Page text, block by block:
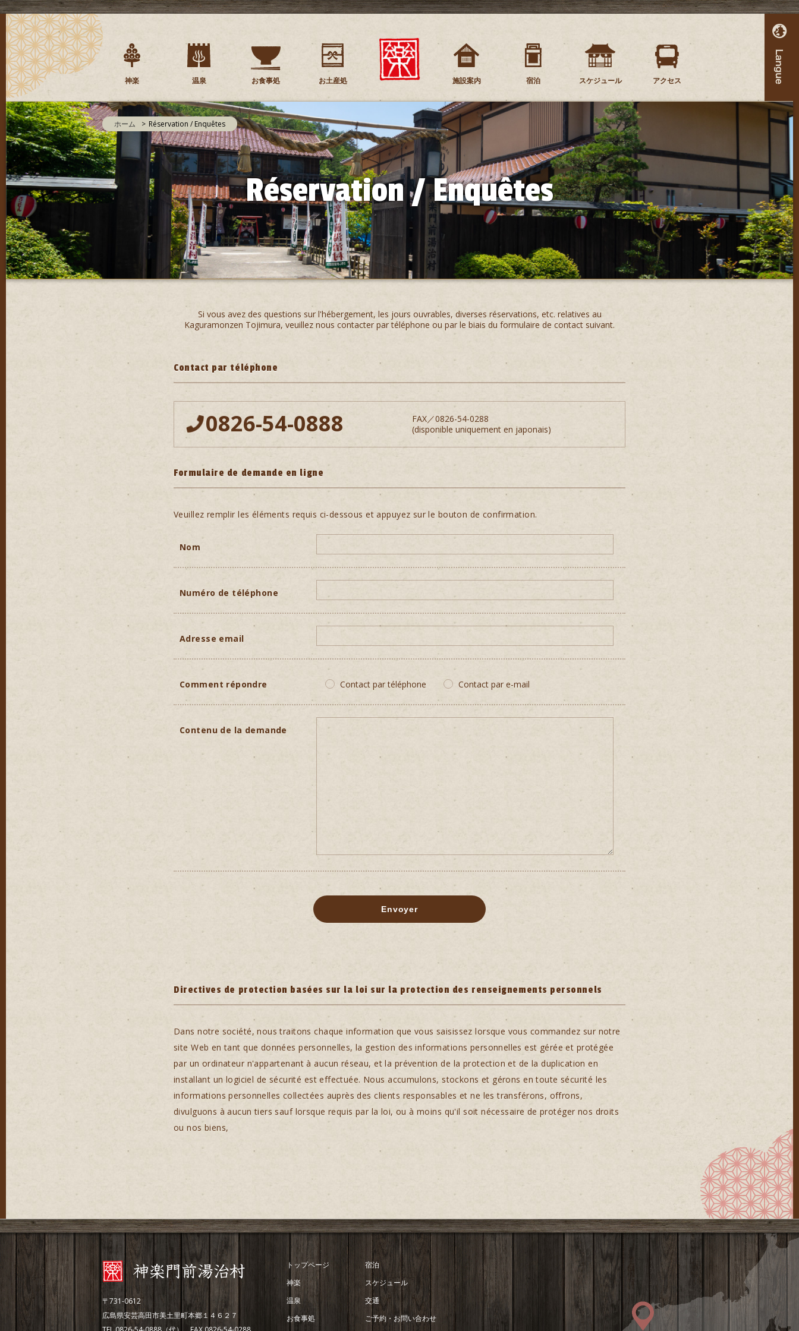
神楽 温泉 お食事処 お土産処 施設案内 宿泊 スケジュール アクセス
ホーム Réservation / Enquêtes
Réservation / Enquêtes
Si vous avez des questions sur l'hébergement, les jours ouvrables, diverses réservations, etc. relatives au
Kaguramonzen Tojimura, veuillez nous contacter par téléphone ou par le biais du formulaire de contact suivant.
Contact par téléphone
0826-54-0888
FAX／0826-54-0288
(disponible uniquement en japonais)
Formulaire de demande en ligne
Veuillez remplir les éléments requis ci-dessous et appuyez sur le bouton de confirmation.
Nom
Numéro de téléphone
Adresse email
Comment répondre Contact par téléphone Contact par e-mail
Contenu de la demande
Directives de protection basées sur la loi sur la protection des renseignements personnels
Dans notre société, nous traitons chaque information que vous saisissez lorsque vous commandez sur notre
site Web en tant que données personnelles, la gestion des informations personnelles est gérée et protégée
par un ordinateur n'appartenant à aucun réseau, et la prévention de la protection et de la duplication en
installant un logiciel de sécurité est effectuée. Nous accumulons, stockons et gérons en toute sécurité les
informations personnelles collectées auprès des clients responsables et ne les transférons, offrons,
divulguons à aucun tiers sauf lorsque requis par la loi, ou à moins qu'il soit nécessaire de protéger nos droits
ou nos biens,
〒731-0612
広島県安芸高田市美土里町本郷１４６２７
トップページ
神楽
温泉
お食事処
宿泊
スケジュール
交通
ご予約・お問い合わせ